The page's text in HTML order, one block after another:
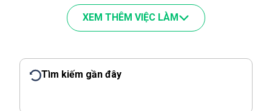
XEM THÊM VIỆC LÀM
Tìm kiếm gần đây